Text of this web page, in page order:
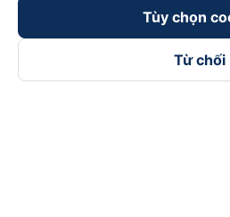
Tùy chọn
Từ chối